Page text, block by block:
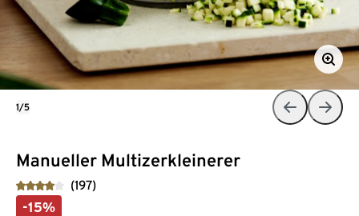
Manueller Multizerkleinerer
(197)
-15%
1/5